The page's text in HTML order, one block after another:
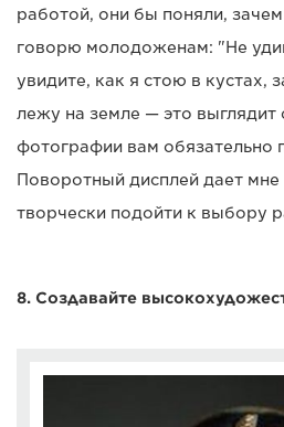
работой, они бы поняли,
говорю молодоженам: "Не
увидите, как я стою в кустах,
лежу на земле — это выглядит
фотографии вам обязательно
Поворотный дисплей дает
творчески подойти к выбору
8. Создавайте